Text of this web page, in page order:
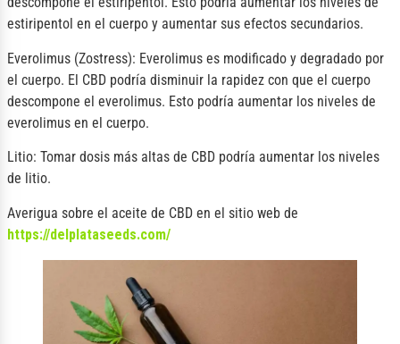
estiripentol en el cuerpo y aumentar sus efectos secundarios.
Everolimus (Zostress): Everolimus es modificado y degradado por
el cuerpo. El CBD podría disminuir la rapidez con que el cuerpo
descompone el everolimus. Esto podría aumentar los niveles de
everolimus en el cuerpo.
Litio: Tomar dosis más altas de CBD podría aumentar los niveles
de litio.
Averigua sobre el aceite de CBD en el sitio web de
https://delplataseeds.com/